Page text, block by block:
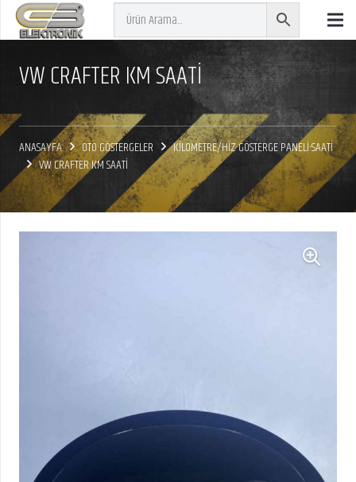
VW CRAFTER KM SAATİ
ANASAYFA OTO GÖSTERGELER
KİLOMETRE/HIZ GÖSTERGE PANELİ-SAATİ
VW CRAFTER KM SAATİ